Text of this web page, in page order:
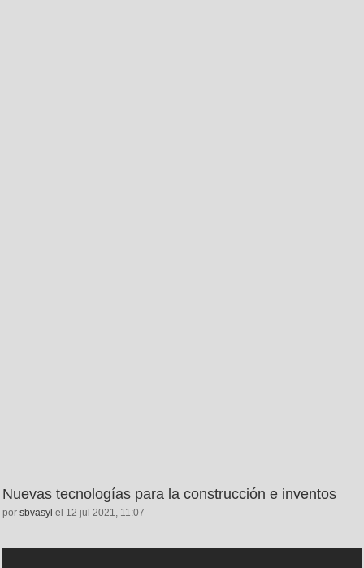
Nuevas tecnologías para la construcción e inventos
por sbvasyl el 12 jul 2021, 11:07